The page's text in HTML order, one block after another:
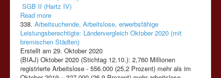
SGB II (Hartz IV)
Read more
338. Arbeitsuchende, Arbeitslose, erwerbsfähige
Leistungsberechtigte: Ländervergleich Oktober 2020 (mit
bremischen Städten)
Erstellt am 29. Oktober 2020
(BIAJ) Oktober 2020 (Stichtag 12.10.): 2,760 Millionen
registrierte Arbeitslose - 556.000 (25,2 Prozent) mehr als im